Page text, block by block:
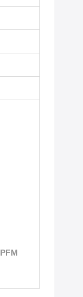
تاج الأسنان الرقمي المتماثل PFM